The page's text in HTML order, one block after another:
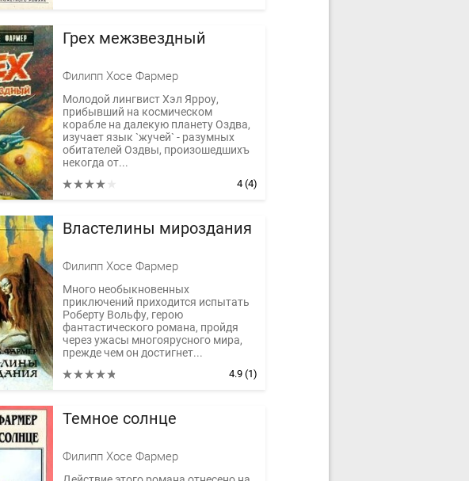
Грех межзвездный
Филипп Хосе Фармер
Молодой лингвист Хэл Ярроу,
прибывший на космическом
корабле на далекую планету Оздва,
изучает язык `жучей` - разумных
обитателей Оздвы, произошедшихъ
некогда от...
4(4)
Властелины мироздания
Филипп Хосе Фармер
Много необыкновенных
приключений приходится испытать
Роберту Вольфу, герою
фантастического романа, пройдя
через ужасы многоярусного мира,
прежде чем он достигнет...
4.9(1)
Темное солнце
Филипп Хосе Фармер